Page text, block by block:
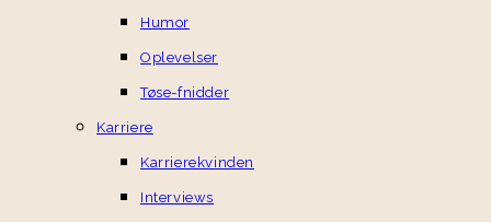
Humor
Oplevelser
Tøse-fnidder
Karriere
Karrierekvinden
Interviews